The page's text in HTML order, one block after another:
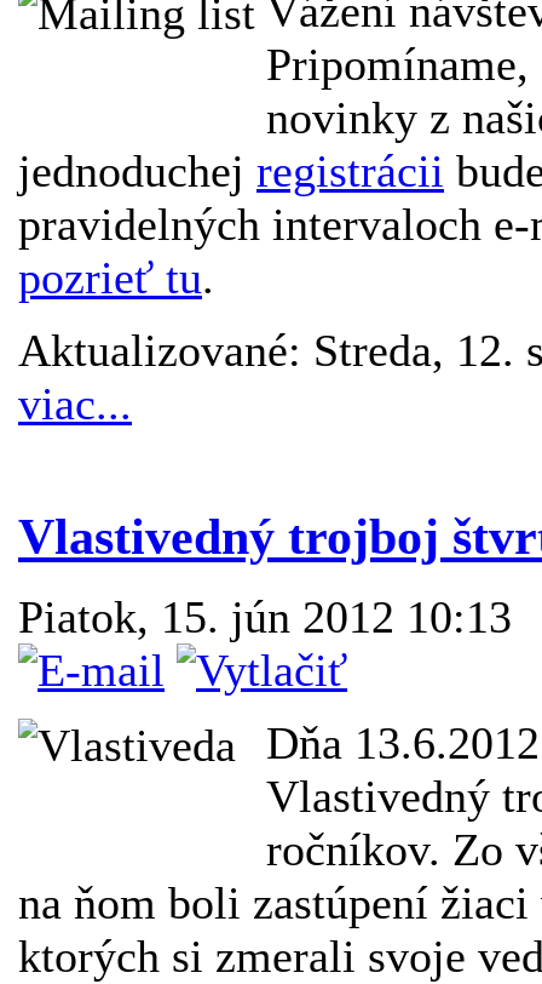
Vážení
novinky z
jednoduchej registrácii
pravidelných intervaloch
pozrieť tu.
Aktualizované: Streda, 12.
viac...
Vlastivedný trojboj
Piatok, 15. jún 2012 10:13
Dňa
Vlastivedný
ročníkov. Zo
na ňom boli zastúpení
ktorých si zmerali svoje